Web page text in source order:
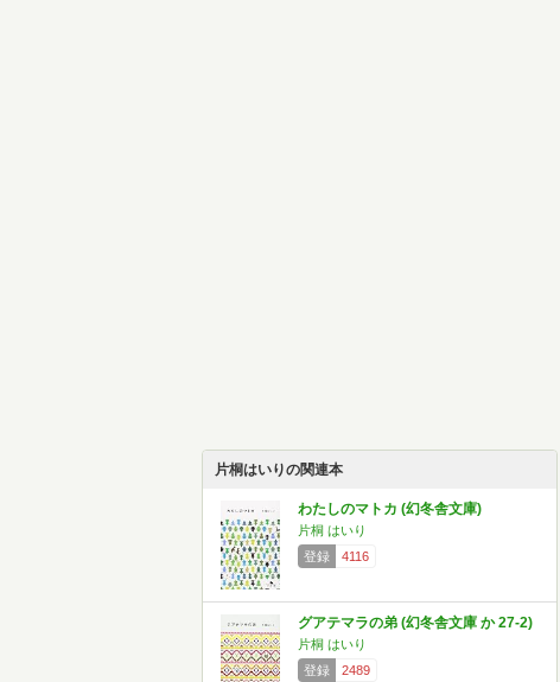
片桐はいりの関連本
わたしのマトカ (幻冬舎文庫)
片桐 はいり
登録
4116
グアテマラの弟 (幻冬舎文庫 か 27-2)
片桐 はいり
登録
2489